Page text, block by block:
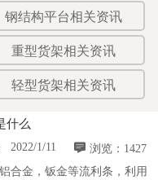
钢结构平台相关资讯
重型货架相关资讯
轻型货架相关资讯
什么
 浏览：1427
2022/1/11
合金，钣金等流利条，利用